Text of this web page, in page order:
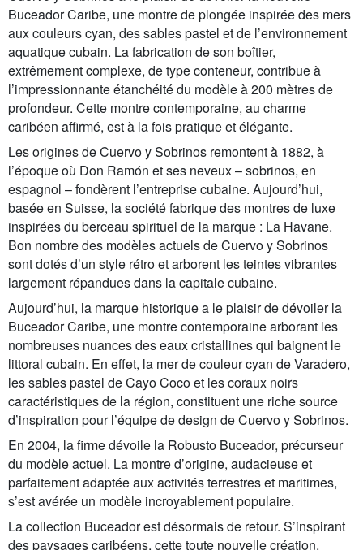
Buceador Caribe, une montre de plongée inspirée des mers
aux couleurs cyan, des sables pastel et de l’environnement
aquatique cubain. La fabrication de son boîtier,
extrêmement complexe, de type conteneur, contribue à
l’impressionnante étanchéité du modèle à 200 mètres de
profondeur. Cette montre contemporaine, au charme
caribéen affirmé, est à la fois pratique et élégante.
Les origines de Cuervo y Sobrinos remontent à 1882, à
l’époque où Don Ramón et ses neveux – sobrinos, en
espagnol – fondèrent l’entreprise cubaine. Aujourd’hui,
basée en Suisse, la société fabrique des montres de luxe
inspirées du berceau spirituel de la marque : La Havane.
Bon nombre des modèles actuels de Cuervo y Sobrinos
sont dotés d’un style rétro et arborent les teintes vibrantes
largement répandues dans la capitale cubaine.
Aujourd’hui, la marque historique a le plaisir de dévoiler la
Buceador Caribe, une montre contemporaine arborant les
nombreuses nuances des eaux cristallines qui baignent le
littoral cubain. En effet, la mer de couleur cyan de Varadero,
les sables pastel de Cayo Coco et les coraux noirs
caractéristiques de la région, constituent une riche source
d’inspiration pour l’équipe de design de Cuervo y Sobrinos.
En 2004, la firme dévoile la Robusto Buceador, précurseur
du modèle actuel. La montre d’origine, audacieuse et
parfaitement adaptée aux activités terrestres et maritimes,
s’est avérée un modèle incroyablement populaire.
La collection Buceador est désormais de retour. S’inspirant
des paysages caribéens, cette toute nouvelle création,